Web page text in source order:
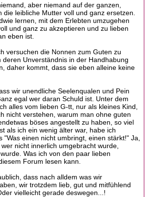
aber niemand auf der ganzen,
die leibliche Mutter voll und ganz ersetzen.
lernen, mit dem Erlebten umzugehen
und ganz zu akzeptieren und zu lieben
eben ist.
versuchen die Nonnen zum Guten zu
deren Unverständnis in der Handhabung
daher kommt, dass sie eben alleine keine
wir unendliche Seelenqualen und Pein
egal wer daran Schuld ist. Unter dem
alles vom lieben G-tt, nur als kleines Kind,
nicht verstehen, warum man ohne guten
böses angestellt zu haben, so viel
als ich ein wenig älter war, habe ich
"Was einen nicht umbringt, einen stärkt!" Ja,
nicht innerlich umgebracht wurde,
Was ich von den paar lieben
Forum lesen kann.
dass nach alldem was wir
wir trotzdem lieb, gut und mitfühlend
vielleicht gerade deswegen...!